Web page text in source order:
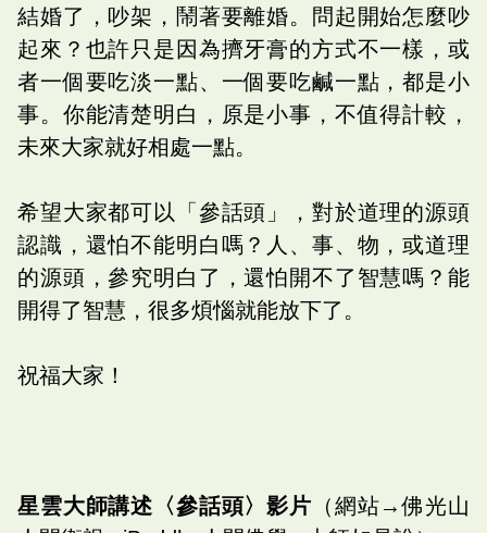
結婚了，吵架，鬧著要離婚。問起開始怎麼吵
起來？也許只是因為擠牙膏的方式不一樣，或
者一個要吃淡一點、一個要吃鹹一點，都是小
事。你能清楚明白，原是小事，不值得計較，
未來大家就好相處一點。
希望大家都可以「參話頭」，對於道理的源頭
認識，還怕不能明白嗎？人、事、物，或道理
的源頭，參究明白了，還怕開不了智慧嗎？能
開得了智慧，很多煩惱就能放下了。
祝福大家！
星雲大師講述〈參話頭〉影片 （網站→佛光山